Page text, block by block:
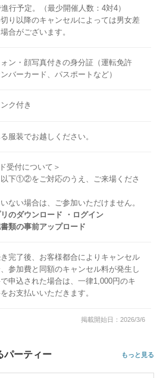
行予定。（最少開催人数：4対4）
り以降のキャンセルによっては男女差
合がございます。
ン・顔写真付きの身分証（運転免許
バーカード、パスポートなど）
ク付き
服装でお越しください。
受付について＞
以下①②をご対応のうえ、ご来場くださ
ない場合は、ご参加いただけません。
のダウンロード ・ログイン
類の事前アップロード
完了後、お客様都合によりキャンセル
参加費と同額のキャンセル料が発生し
申込された場合は、一律1,000円のキ
お支払いいただきます。
掲載開始日：2026/3/6
パーティー もっと見る